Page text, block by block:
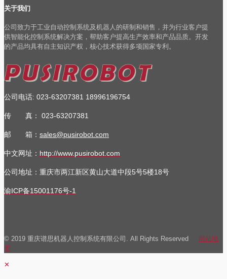
关于我们
公司致力于工业自动控制系统及机器人的研制和销售，并为行业客户提
供智能化控制系统解决方案，帮助客户提高生产效率和产品品质。开发
的产品均具有自主知识产权，核心技术获得多项国家专利。
公司电话: 023-63207381 18996196754
传 真： 023-63207381
邮 箱： sales@pusirobot.com
中文网址： http://www.pusirobot.com
公司地址 ：重庆市两江新区黄山大道中段5号5楼18号
渝ICP备15001176号-1
© 2019 重庆谱思机器人控制系统有限公司. All Rights Reserved 网站地
图
✕